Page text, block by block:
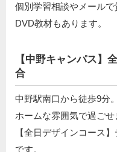
個別学習相談やメール
DVD教材もあります。
【中野キャンパス】
合
中野駅南口から徒歩9分
ホームな雰囲気で過ごせ
【全日デザインコース
です。